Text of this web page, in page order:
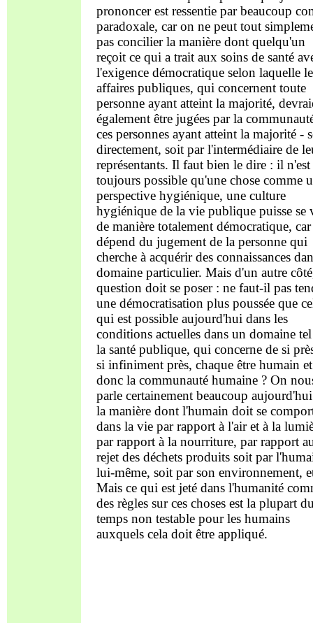
prononcer est ressentie par beaucoup
paradoxale, car on ne peut tout
pas concilier la manière dont quelqu'un
reçoit ce qui a trait aux soins de santé
l'exigence démocratique selon laquelle
affaires publiques, qui concernent toute
personne ayant atteint la majorité,
également être jugées par la
ces personnes ayant atteint la majorité -
directement, soit par l'intermédiaire de
représentants. Il faut bien le dire : il n'est
toujours possible qu'une chose comme
perspective hygiénique, une culture
hygiénique de la vie publique puisse se
de manière totalement démocratique, car
dépend du jugement de la personne qui
cherche à acquérir des connaissances
domaine particulier. Mais d'un autre
question doit se poser : ne faut-il pas
une démocratisation plus poussée que
qui est possible aujourd'hui dans les
conditions actuelles dans un domaine
la santé publique, qui concerne de si
si infiniment près, chaque être humain et
donc la communauté humaine ? On
parle certainement beaucoup
la manière dont l'humain doit se
dans la vie par rapport à l'air et à la
par rapport à la nourriture, par rapport
rejet des déchets produits soit par
lui-même, soit par son environnement,
Mais ce qui est jeté dans l'humanité
des règles sur ces choses est la plupart
temps non testable pour les humains
auxquels cela doit être appliqué.